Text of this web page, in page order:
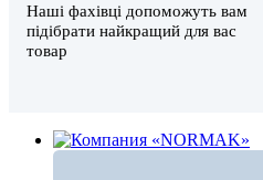
Наші фахівці допоможуть вам
підібрати найкращий для вас
товар